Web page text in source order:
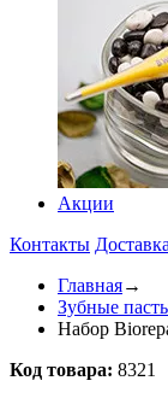
Акции
Контакты Доставка
Главная→
Зубные
Набор
Код товара: 8321